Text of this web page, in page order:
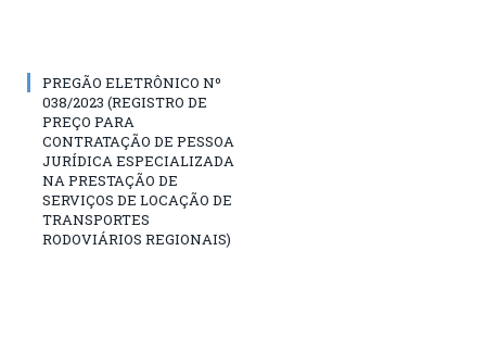
PREGÃO ELETRÔNICO Nº
038/2023 (REGISTRO DE
PREÇO PARA
CONTRATAÇÃO DE PESSOA
JURÍDICA ESPECIALIZADA
NA PRESTAÇÃO DE
SERVIÇOS DE LOCAÇÃO DE
TRANSPORTES
RODOVIÁRIOS REGIONAIS)